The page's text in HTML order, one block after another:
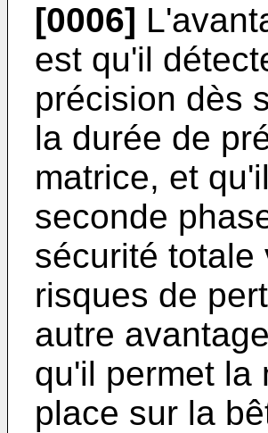
[0006]
est qu'il
précision dès
la durée de
matrice, et
seconde
sécurité totale
risques de
autre
qu'il permet la
place sur la